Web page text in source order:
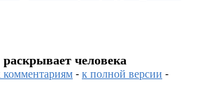
человека
комментариям-к полной версии -